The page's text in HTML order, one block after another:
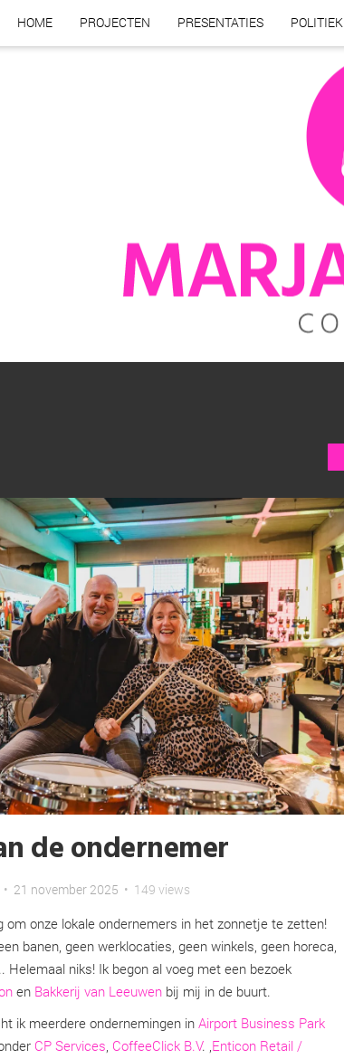
HOME PROJECTEN PRESENTATIES POLITIEK
de ondernemer
• 21 november 2025 • 149 views
om onze lokale ondernemers in het zonnetje te zetten!
banen, geen werklocaties, geen winkels, geen horeca,
Helemaal niks! Ik begon al voeg met een bezoek
en Bakkerij van Leeuwen bij mij in de buurt.
ik meerdere ondernemingen in Airport Business Park
CP Services, CoffeeClick B.V. ,Enticon Retail /